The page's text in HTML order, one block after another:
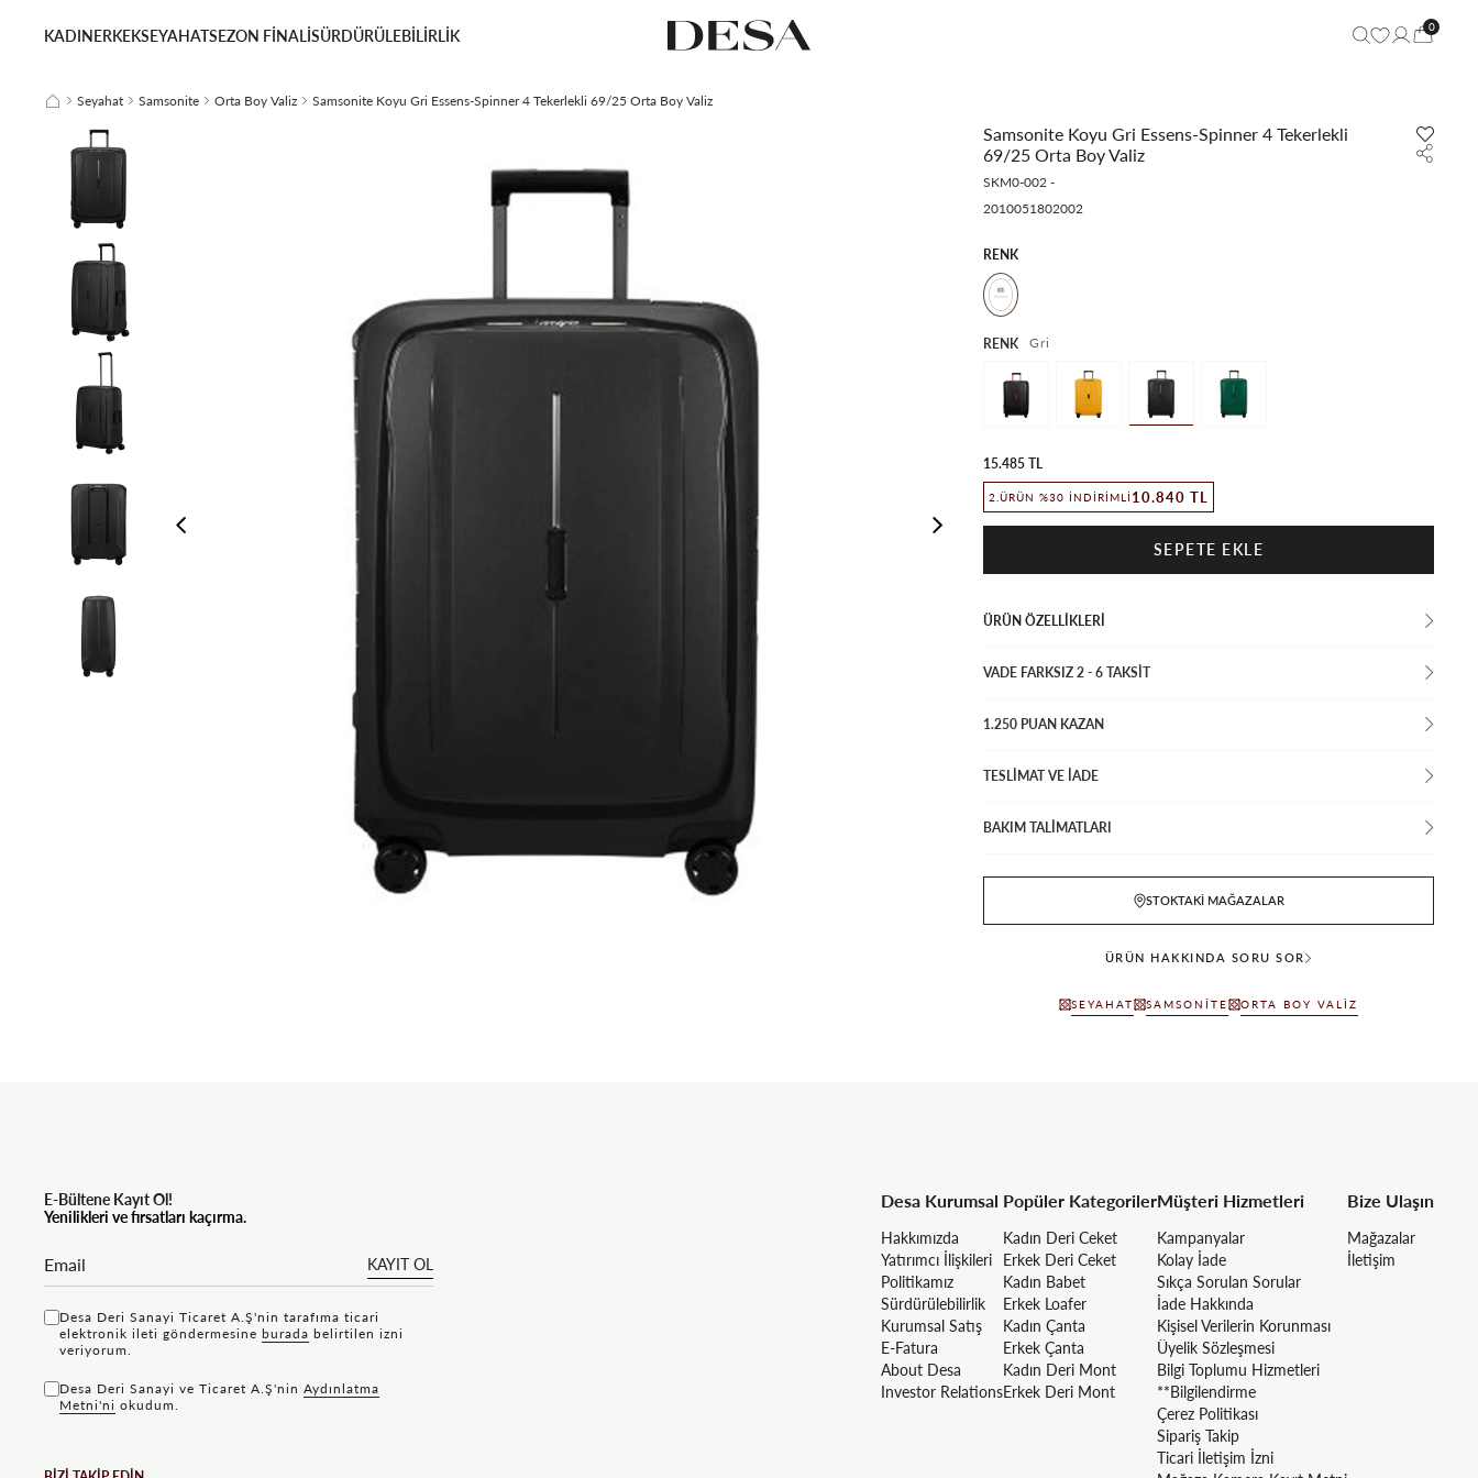
KADINERKEKSEYAHATSEZON FİNALİSÜRDÜRÜLEBİLİRLİK 0
Seyahat Samsonite Orta Boy Valiz Samsonite Koyu Gri Essens-Spinner 4 Tekerlekli 69/25 Orta Boy Valiz
Samsonite Koyu Gri Essens-Spinner 4 Tekerlekli
69/25 Orta Boy Valiz
SKM0-002 -
2010051802002
RENK
RENK Gri
15.485 TL
2.ÜRÜN %30 İNDIRIMLI 10.840 TL
ÜRÜN ÖZELLIKLERI
VADE FARKSIZ 2 - 6 TAKSIT
1.250 PUAN KAZAN
TESLİMAT VE İADE
BAKIM TALİMATLARI
STOKTAKI MAĞAZALAR
ÜRÜN HAKKINDA SORU SOR
SEYAHAT SAMSONITE ORTA BOY VALIZ
E-Bültene Kayıt Ol!
Yenilikleri ve fırsatları kaçırma.
KAYIT OL
Desa Deri Sanayi Ticaret A.Ş'nin tarafıma ticari
elektronik ileti göndermesine bu rada belirtilen izni
veriyorum.
Desa Deri Sanayi ve Ticaret A.Ş'nin Aydınlatma
Metni'ni okudum.
Desa Kurumsal
Hakkımızda
Yatırımcı İlişkileri
Politikamız
Sürdürülebilirlik
Kurumsal Satış
E-Fatura
About Desa
Investor Relations
Popüler Kategoriler
Kadın Deri Ceket
Erkek Deri Ceket
Kadın Babet
Erkek Loafer
Kadın Çanta
Erkek Çanta
Kadın Deri Mont
Erkek Deri Mont
Müşteri Hizmetleri
Kampanyalar
Kolay İade
Sıkça Sorulan Sorular
İade Hakkında
Kişisel Verilerin Korunması
Üyelik Sözleşmesi
Bilgi Toplumu Hizmetleri
**Bilgilendirme
Çerez Politikası
Sipariş Takip
Ticari İletişim İzni
Bize Ulaşın
Mağazalar
İletişim